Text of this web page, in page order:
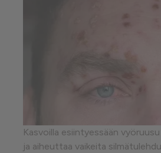
Kasvoilla esiintyessään
ja aiheuttaa vaikeita